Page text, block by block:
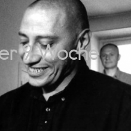
9. Woche